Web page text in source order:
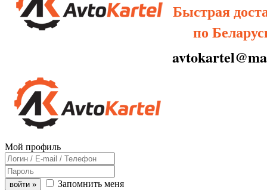
Быстрая
по
Мой профиль
войти »
Запомнить меня